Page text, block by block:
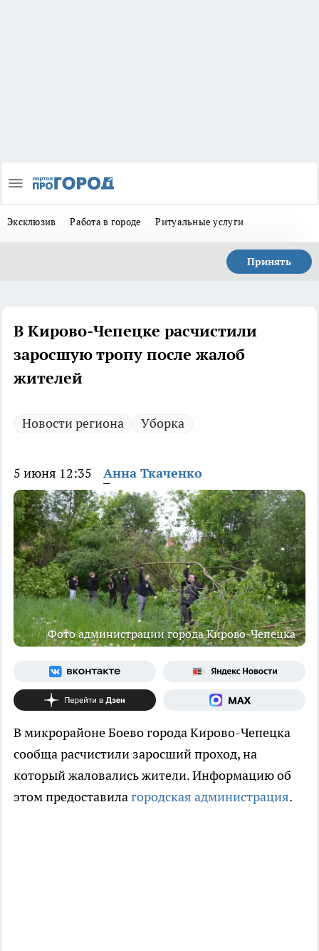
Эксклюзив Работа в городе Ритуальные услуги
Принять
В Кирово-Чепецке расчистили
заросшую тропу после жалоб
жителей
Новости региона Уборка
5 июня 12:35 Анна Ткаченко
Фото администрации города Кирово-Чепецка
В микрорайоне Боево города Кирово-Чепецка
сообща расчистили заросший проход, на
который жаловались жители. Информацию об
этом предоставилагородская администрация.